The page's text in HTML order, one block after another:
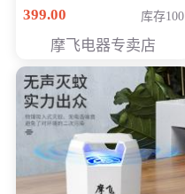
员专享价268元
399.00 库存100
摩飞电器专卖店